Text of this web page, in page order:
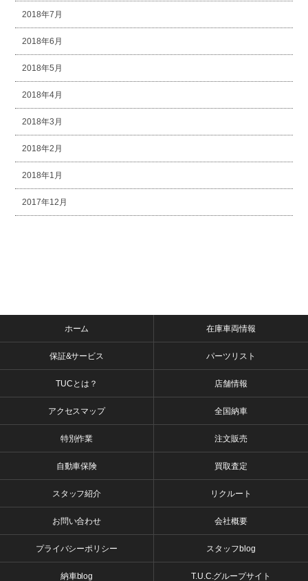
2018年7月
2018年6月
2018年5月
2018年4月
2018年3月
2018年2月
2018年1月
2017年12月
ホーム 在庫車両情報
保証&サービス パーツリスト
TUCとは？ 店舗情報
アクセスマップ 全国納車
特別作業 注文販売
自動車保険 買取査定
スタッフ紹介 リクルート
お問い合わせ 会社概要
プライバシーポリシー スタッフblog
納車blog T.U.C.グループサイト